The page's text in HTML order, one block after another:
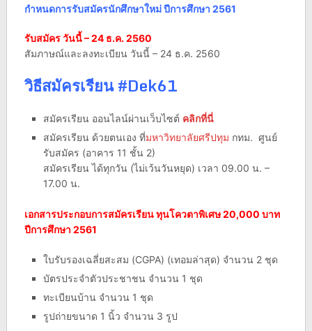
กำหนดการรับสมัครนักศึกษาใหม่ ปีการศึกษา 2561
รับสมัคร วันนี้ – 24 ธ.ค. 2560
สัมภาษณ์และลงทะเบียน วันนี้ – 24 ธ.ค. 2560
วิธีสมัครเรียน #Dek61
สมัครเรียน ออนไลน์ผ่านเว็บไซต์ คลิกที่นี่
สมัครเรียน ด้วยตนเอง ที่มหาวิทยาลัยศรีปทุม กทม. ศูนย์
รับสมัคร (อาคาร 11 ชั้น 2)
สมัครเรียน ได้ทุกวัน (ไม่เว้นวันหยุด) เวลา 09.00 น. –
17.00 น.
เอกสารประกอบการสมัครเรียน ทุนโควตาพิเศษ 20,000 บาท
ปีการศึกษา 2561
ใบรับรองเฉลี่ยสะสม (CGPA) (เทอมล่าสุด) จำนวน 2 ชุด
บัตรประจำตัวประชาชน จำนวน 1 ชุด
ทะเบียนบ้าน จำนวน 1 ชุด
รูปถ่ายขนาด 1 นิ้ว จำนวน 3 รูป